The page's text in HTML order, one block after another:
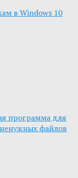
в Windows 10
программа для
файлов